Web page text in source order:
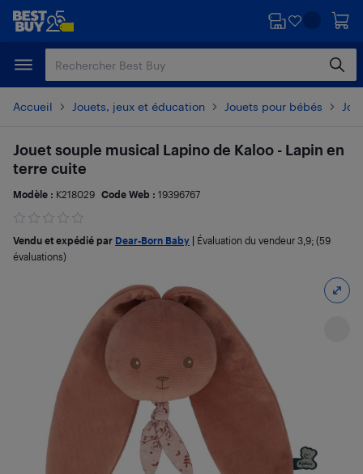
Passer
principal
Passer
Accueil Jouets, jeux et éducation Jouets pour bébés
Jouet souple musical Lapino de Kaloo - Lapin en
terre cuite
Modèle : K218029 Code Web : 19396767
Vendu et expédié par Dear-Born Baby Évaluation du vendeur 3,9; (59
évaluations)